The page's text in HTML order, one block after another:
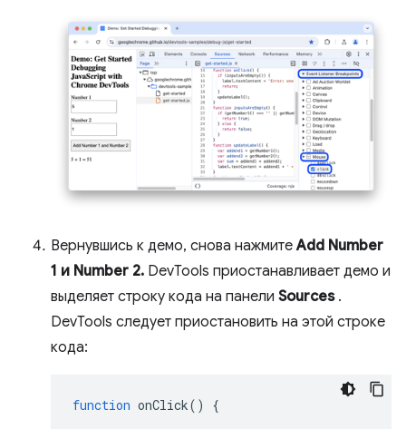
Вернувшись к демо, снова нажмитеAdd Number
1 и Number 2. DevTools приостанавливает демо и
выделяет строку кода на панели Sources.
DevTools следует приостановить на этой строке
кода:
function onClick() {